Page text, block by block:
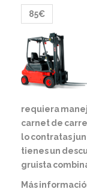
85€
requiera
carnet de
lo contratas
tienes un
gruista
Más